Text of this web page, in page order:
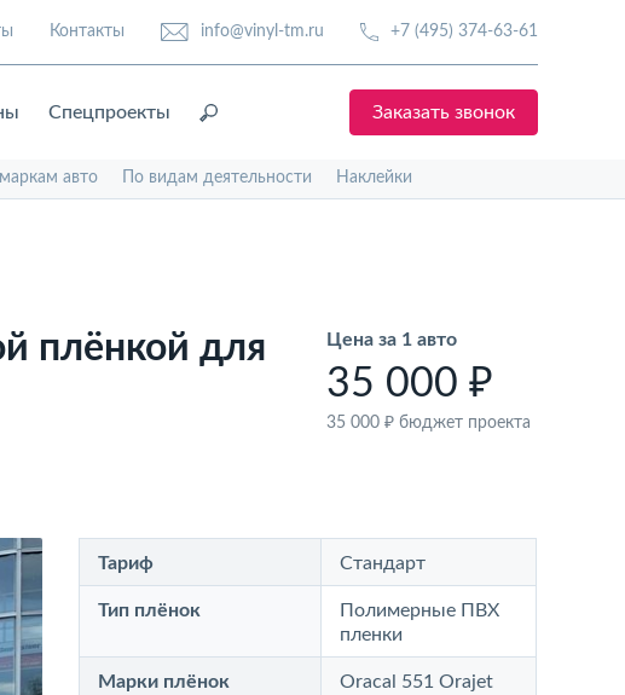
Контакты info@vinyl-tm.ru +7 (495) 374-63-61
Спецпроекты Заказать звонок
авто По видам деятельности Наклейки
плёнкой для
Цена за 1 авто
35 000 ₽
35 000 ₽бюджет проекта
Тариф Стандарт
Тип плёнок
Полимерные ПВХ
пленки
Марки плёнок
Oracal 551 Orajet